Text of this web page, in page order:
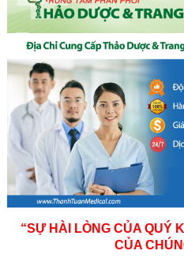
“SỰ HÀI LÒNG CỦA QUÝ
CỦA